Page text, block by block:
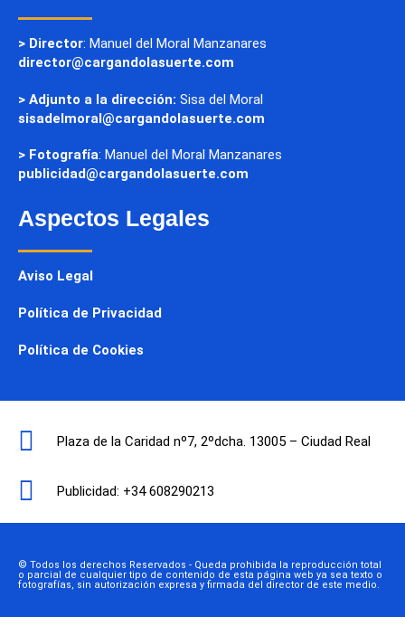
> Director: Manuel del Moral Manzanares
director@cargandolasuerte.com
> Adjunto a la dirección: Sisa del Moral
sisadelmoral@cargandolasuerte.com
> Fotografía: Manuel del Moral Manzanares
publicidad@cargandolasuerte.com
Aspectos Legales
Aviso Legal
Política de Privacidad
Política de Cookies
Plaza de la Caridad nº7, 2ºdcha. 13005 – Ciudad Real
Publicidad: +34 608290213
© Todos los derechos Reservados - Queda prohibida la reproducción total
o parcial de cualquier tipo de contenido de esta página web ya sea texto o
fotografías, sin autorización expresa y firmada del director de este medio.